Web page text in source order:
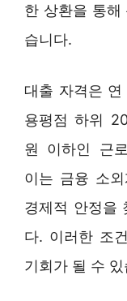
한 상환을 통해
습니다.
대출 자격은
용평점 하위
원 이하인 근
이는 금융 소
경제적 안정을
다. 이러한 조
기회가 될 수